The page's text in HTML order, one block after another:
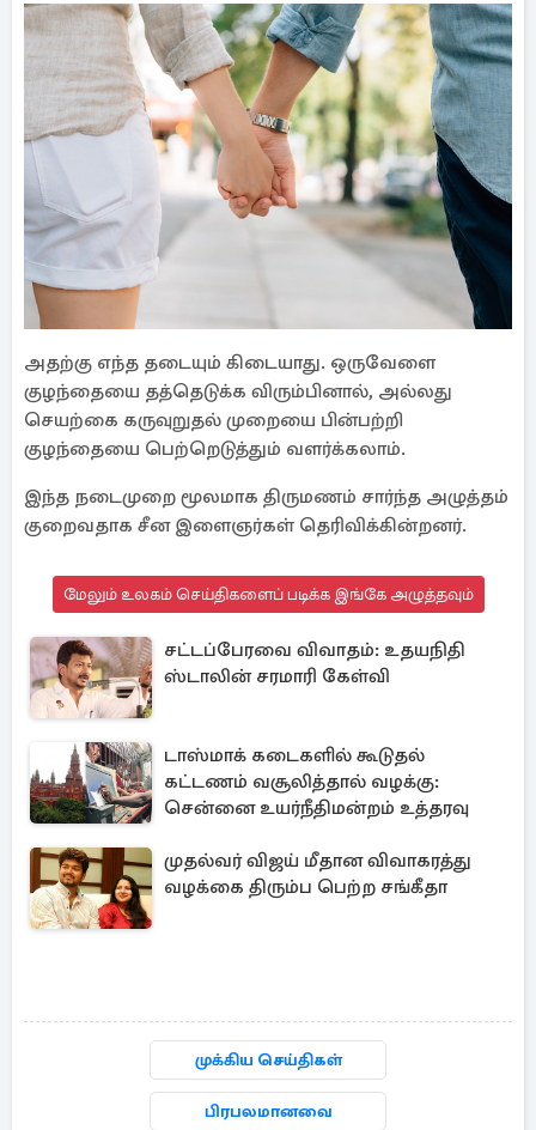
அதற்கு எந்த தடையும் கிடையாது. ஒருவேளை
குழந்தையை தத்தெடுக்க விரும்பினால், அல்லது
செயற்கை கருவுறுதல் முறையை பின்பற்றி
குழந்தையை பெற்றெடுத்தும் வளர்க்கலாம்.
இந்த நடைமுறை மூலமாக திருமணம் சார்ந்த அழுத்தம்
குறைவதாக சீன இளைஞர்கள் தெரிவிக்கின்றனர்.
மேலும் உலகம் செய்திகளைப் படிக்க இங்கே அழுத்தவும்
சட்டப்பேரவை விவாதம்: உதயநிதி
ஸ்டாலின் சரமாரி கேள்வி
டாஸ்மாக் கடைகளில் கூடுதல்
கட்டணம் வசூலித்தால் வழக்கு:
சென்னை உயர்நீதிமன்றம் உத்தரவு
முதல்வர் விஜய் மீதான விவாகரத்து
வழக்கை திரும்ப பெற்ற சங்கீதா
முக்கிய செய்திகள்
பிரபலமானவை